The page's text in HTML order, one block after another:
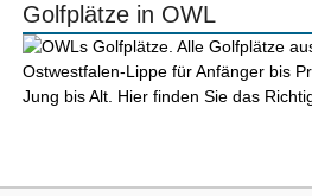
Golfplätze in OWL